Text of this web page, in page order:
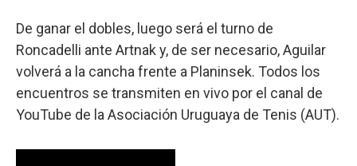
De ganar el dobles, luego será el turno de
Roncadelli ante Artnak y, de ser necesario, Aguilar
volverá a la cancha frente a Planinsek. Todos los
encuentros se transmiten en vivo por el canal de
YouTube de la Asociación Uruguaya de Tenis (AUT).